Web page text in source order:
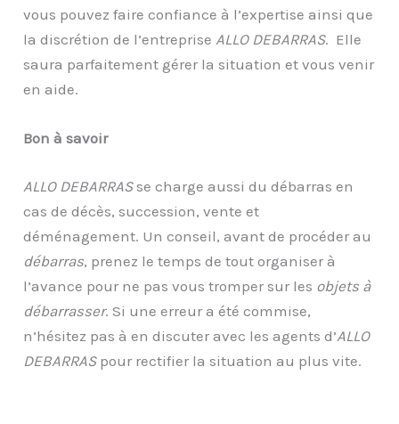
vous pouvez faire confiance à l’expertise ainsi que
la discrétion de l’entrepriseALLO DEBARRAS. Elle
saura parfaitement gérer la situation et vous venir
en aide.
Bon à savoir
ALLO DEBARRASse charge aussi du débarras en
cas de décès, succession, vente et
déménagement. Un conseil, avant de procéder au
débarras, prenez le temps de tout organiser à
l’avance pour ne pas vous tromper sur les objets à
débarrasser. Si une erreur a été commise,
n’hésitez pas à en discuter avec les agents d’ALLO
DEBARRAS pour rectifier la situation au plus vite.